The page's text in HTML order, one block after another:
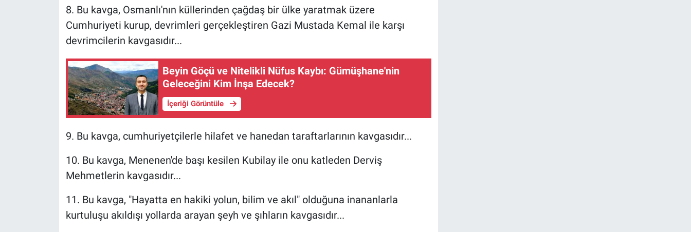
8. Bu kavga, Osmanlı'nın küllerinden çağdaş bir ülke yaratmak üzere
Cumhuriyeti kurup, devrimleri gerçekleştiren Gazi Mustada Kemal ile karşı
devrimcilerin kavgasıdır...
Beyin Göçü ve Nitelikli Nüfus Kaybı: Gümüşhane'nin
Geleceğini Kim İnşa Edecek?
İçeriği Görüntüle
9. Bu kavga, cumhuriyetçilerle hilafet ve hanedan taraftarlarının kavgasıdır...
10. Bu kavga, Menenen'de başı kesilen Kubilay ile onu katleden Derviş
Mehmetlerin kavgasıdır...
11. Bu kavga, "Hayatta en hakiki yolun, bilim ve akıl" olduğuna inananlarla
kurtuluşu akıldışı yollarda arayan şeyh ve şıhların kavgasıdır...